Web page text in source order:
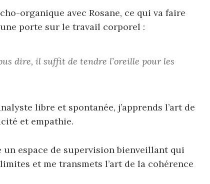
organique avec Rosane, ce qui va faire
porte sur le travail corporel :
dire, il suffit de tendre l’oreille pour les
libre et spontanée, j’apprends l’art de
et empathie.
espace de supervision bienveillant qui
et me transmets l’art de la cohérence